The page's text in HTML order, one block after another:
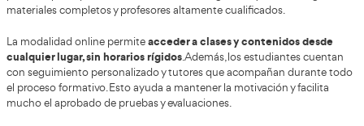
Ladigitalización del sectortambién está creando nuevos
profesionales. Cada vez se necesitan más expertos capaces
plataformas virtuales de enseñanza, simuladores y
aplicadas a la formación vial.